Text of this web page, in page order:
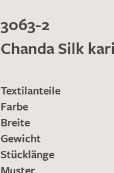
3063-2
Chanda Silk
Textilanteile
Farbe
Breite
Gewicht
Stücklänge
Muster